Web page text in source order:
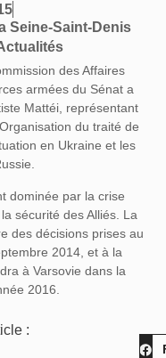
Seine-Saint-Denis
des Affaires
armées du Sénat a
Mattéi, représentant
du traité de
en Ukraine et les
dominée par la crise
sécurité des Alliés. La
des décisions prises au
2014, et à la
à Varsovie dans la
2016.
: